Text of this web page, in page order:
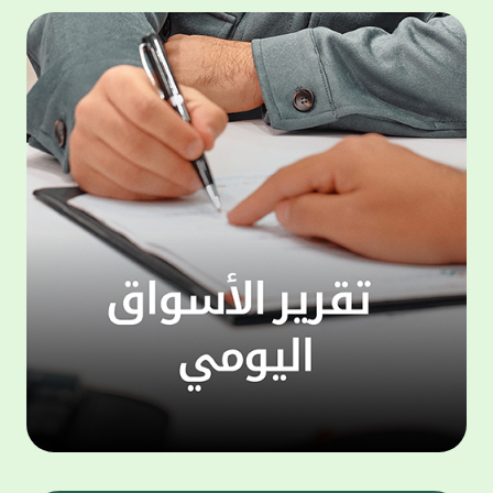
500,000 دينار، وجائزة شهرية بقيمة 100,000
دينار. وتعتبر هذه الحملة الجديدة من جوائز
حساب "الحصاد" سارية اعتبارا من شهر يناير
للعام الجاري، لتكون بمثابة مفاجأة سارة للعملاء
بالتزامن مع استئناف حملات السحوبات التي تتم
على الحسابات الاستثمارية والتي تجري تحت
إشراف جهات تدقيق مستقلة استعان بها البنك
لضمان أعلى مستويات النزاهة والشفافية.
ويهتم بيت التمويل الكويتي بتطوير مزايا حساب
"الحصاد"، والذي يعد من أبرز المنتجات المصرفية
التي يقدمها البنك نظرا لما حققه من إقبال
لافت وما حظي به من ثقة كبيرة من العملاء.
ويمنح حساب "الحصاد" فرصاً متزايدة للفوز حيث
وتزيد هذه الفرص كلما زاد العميل من مدة
احتفاظه برصيده، ليصبح الطريق إلى لقب
"مليونير بيت التمويل" أقرب وأكثر واقعية.
وبالنسبة لحساب "الرابح" فهو حساب مخصص